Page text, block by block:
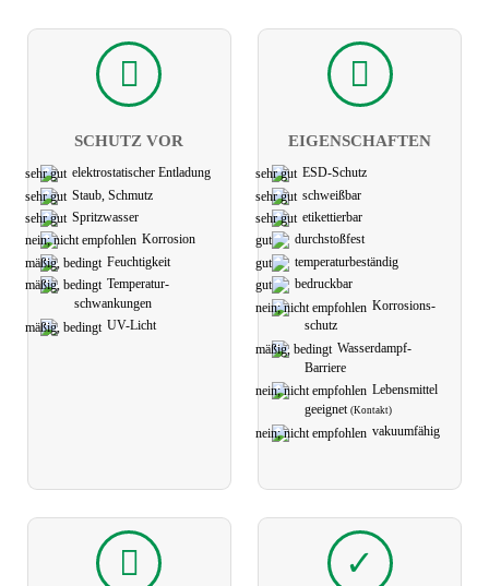
SCHUTZ VOR
elektro­statischer Ent­ladung
Staub, Schmutz
Spritzwasser
Korrosion
Feuchtigkeit
Temperatur-
schwank­ungen
UV-Licht
EIGEN­SCHAFTEN
ESD-Schutz
schweißbar
etikettier­bar
durchstoßfest
temperatur­­beständig
bedruckbar
Korrosions­
schutz
Wasserdampf-
Barriere
Lebens­mittel
geeignet(Kontakt)
vakuum­fähig